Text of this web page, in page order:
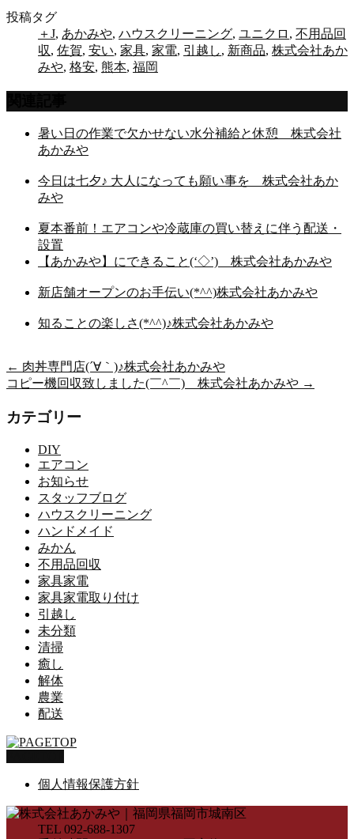
投稿タグ
＋J, あかみや, ハウスクリーニング, ユニクロ , 不用品回
収, 佐賀, 安い, 家具, 家電, 引越し, 新商品, 株式会社あか
みや, 格安, 熊本, 福岡
暑い日の作業で欠かせない水分補給と休憩 株式会社
あかみや
今日は七夕♪ 大人になっても願い事を 株式会社あか
みや
夏本番前！エアコンや冷蔵庫の買い替えに伴う配送・
設置
【あかみや】にできること(‘◇’)ゞ株式会社あかみや
新店舗オープンのお手伝い(*^^)株式会社あかみや
知ることの楽しさ(*^^)♪株式会社あかみや
← 肉丼専門店(´∀｀)♪株式会社あかみや
コピー機回収致しました(￣^￣)ゞ株式会社あかみや →
カテゴリー
DIY
エアコン
お知らせ
スタッフブログ
ハウスクリーニング
ハンドメイド
みかん
不用品回収
家具家電
家具家電取り付け
引越し
未分類
清掃
癒し
解体
農業
配送
個人情報保護方針
TEL 092-688-1307